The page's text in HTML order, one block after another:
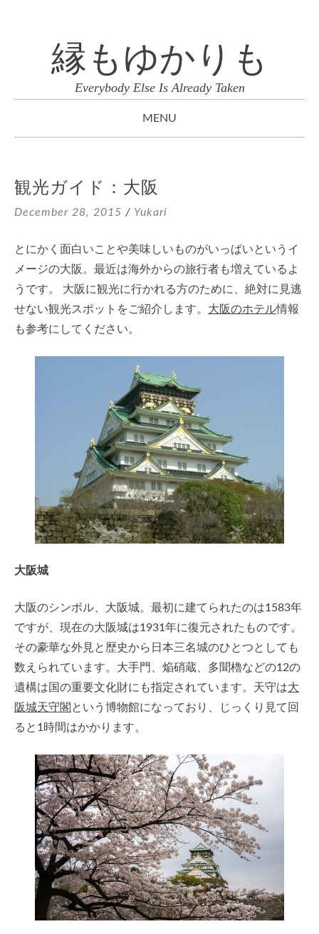
縁もゆかりも
Everybody Else Is Already Taken
MENU
CONTENT
観光ガイド：大阪
December 28, 2015 / Yukari
とにかく面白いことや美味しいものがいっぱいというイ
メージの大阪。最近は海外からの旅行者も増えているよ
うです。 大阪に観光に行かれる方のために、絶対に見逃
せない観光スポットをご紹介します。 大阪のホテル情報
も参考にしてください。
大阪城
大阪のシンボル、大阪城。最初に建てられたのは1583年
ですが、現在の大阪城は1931年に復元されたものです。
その豪華な外見と歴史から日本三名城のひとつとしても
数えられています。大手門、焔硝蔵、多聞櫓などの12の
遺構は国の重要文化財にも指定されています。天守は大
阪城天守閣 という博物館になっており、じっくり見て回
ると1時間はかかります。